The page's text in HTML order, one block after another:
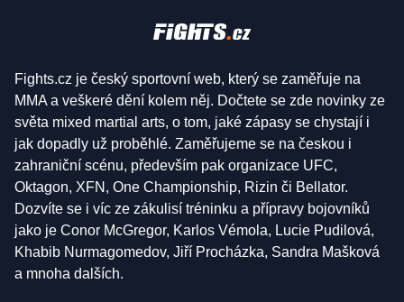
Fights.cz je český sportovní web, který se zaměřuje na
MMA a veškeré dění kolem něj. Dočtete se zde novinky ze
světa mixed martial arts, o tom, jaké zápasy se chystají i
jak dopadly už proběhlé. Zaměřujeme se na českou i
zahraniční scénu, především pak organizace UFC,
Oktagon, XFN, One Championship, Rizin či Bellator.
Dozvíte se i víc ze zákulisí tréninku a přípravy bojovníků
jako je Conor McGregor, Karlos Vémola, Lucie Pudilová,
Khabib Nurmagomedov, Jiří Procházka, Sandra Mašková
a mnoha dalších.